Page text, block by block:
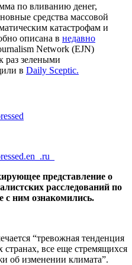
по вливанию денег,
средства массовой
катастрофам и
описана в недавно
Network (EJN)
раз зелеными
в Daily Sceptic.
представление о
расследований по
с ним ознакомились.
“тревожная тенденция
все еще стремящихся
об изменении климата”.